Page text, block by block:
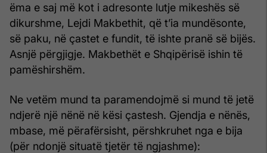
ëma e saj më kot i adresonte lutje mikeshës së
dikurshme, Lejdi Makbethit, që t’ia mundësonte,
së paku, në çastet e fundit, të ishte pranë së bijës.
Asnjë përgjigje. Makbethët e Shqipërisë ishin të
pamëshirshëm.
Ne vetëm mund ta paramendojmë si mund të jetë
ndjerë një nënë në kësi çastesh. Gjendja e nënës,
mbase, më përafërsisht, përshkruhet nga e bija
(për ndonjë situatë tjetër të ngjashme):